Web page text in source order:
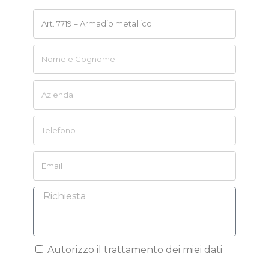
Autorizzo il trattamento dei miei dati